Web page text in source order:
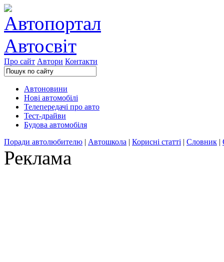
Про сайт Автори Контакти
Автоновини
Нові автомобілі
Телепередачі про авто
Тест-драйви
Будова автомобіля
Поради автолюбителю | Автошкола | Корисні статті | Словник |
Реклама